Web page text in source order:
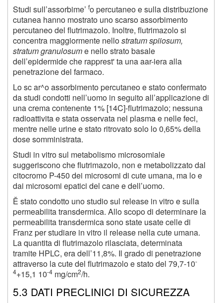
Studi sull’assorbime’ fo percutaneo e sulla distribuzione
cutanea hanno mostrato uno scarso assorbimento
percutaneo del flutrimazolo. Inoltre, flutrimazolo si
concentra maggiormente nellostratum spiiosum,
stratum granulosume nello strato basale
dell’epidermide che rapprest' ta una aar-iera alla
penetrazione del farmaco.
Lo sc ar^o assorbimento percutaneo e stato confermato
da studi condotti nell’uomo in seguito all’applicazione di
una crema contenente 1% [14C]-flutrimazolo; nessuna
radioattivita e stata osservata nel plasma e nelle feci,
mentre nelle urine e stato ritrovato solo lo 0,65% della
dose somministrata.
Studi in vitro sul metabolismo microsomiale
suggeriscono che flutrimazolo, non e metabolizzato dal
citocromo P-450 dei microsomi di cute umana, ma lo e
dai microsomi epatici del cane e dell’uomo.
Ě stato condotto uno studio sul release in vitro e sulla
permeabilita transdermica. Allo scopo di determinare la
permeabilita transdermica sono state usate celle di
Franz per studiare in vitro il release nella cute umana.
La quantita di flutrimazolo rilasciata, determinata
tramite HPLC, era dell’11,8%. Il grado di penetrazione
attraverso la cute del flutrimazolo e stato del 79,7-10-
4+15,1 10-4 mg/cm2/h.
5.3 DATI PRECLINICI DI SICUREZZA